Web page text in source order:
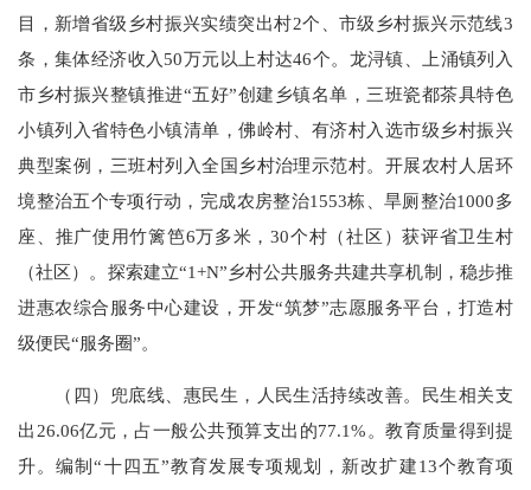
目，新增省级乡村振兴实绩突出村2个、市级乡村振兴示范线3
条，集体经济收入50万元以上村达46个。龙浔镇、上涌镇列入
市乡村振兴整镇推进“五好”创建乡镇名单，三班瓷都茶具特色
小镇列入省特色小镇清单，佛岭村、有济村入选市级乡村振兴
典型案例，三班村列入全国乡村治理示范村。开展农村人居环
境整治五个专项行动，完成农房整治1553栋、旱厕整治1000多
座、推广使用竹篱笆6万多米，30个村（社区）获评省卫生村
（社区）。探索建立“1+N”乡村公共服务共建共享机制，稳步推
进惠农综合服务中心建设，开发“筑梦”志愿服务平台，打造村
级便民“服务圈”。
（四）兜底线、惠民生，人民生活持续改善。民生相关支
出26.06亿元，占一般公共预算支出的77.1%。教育质量得到提
升。编制“十四五”教育发展专项规划，新改扩建13个教育项